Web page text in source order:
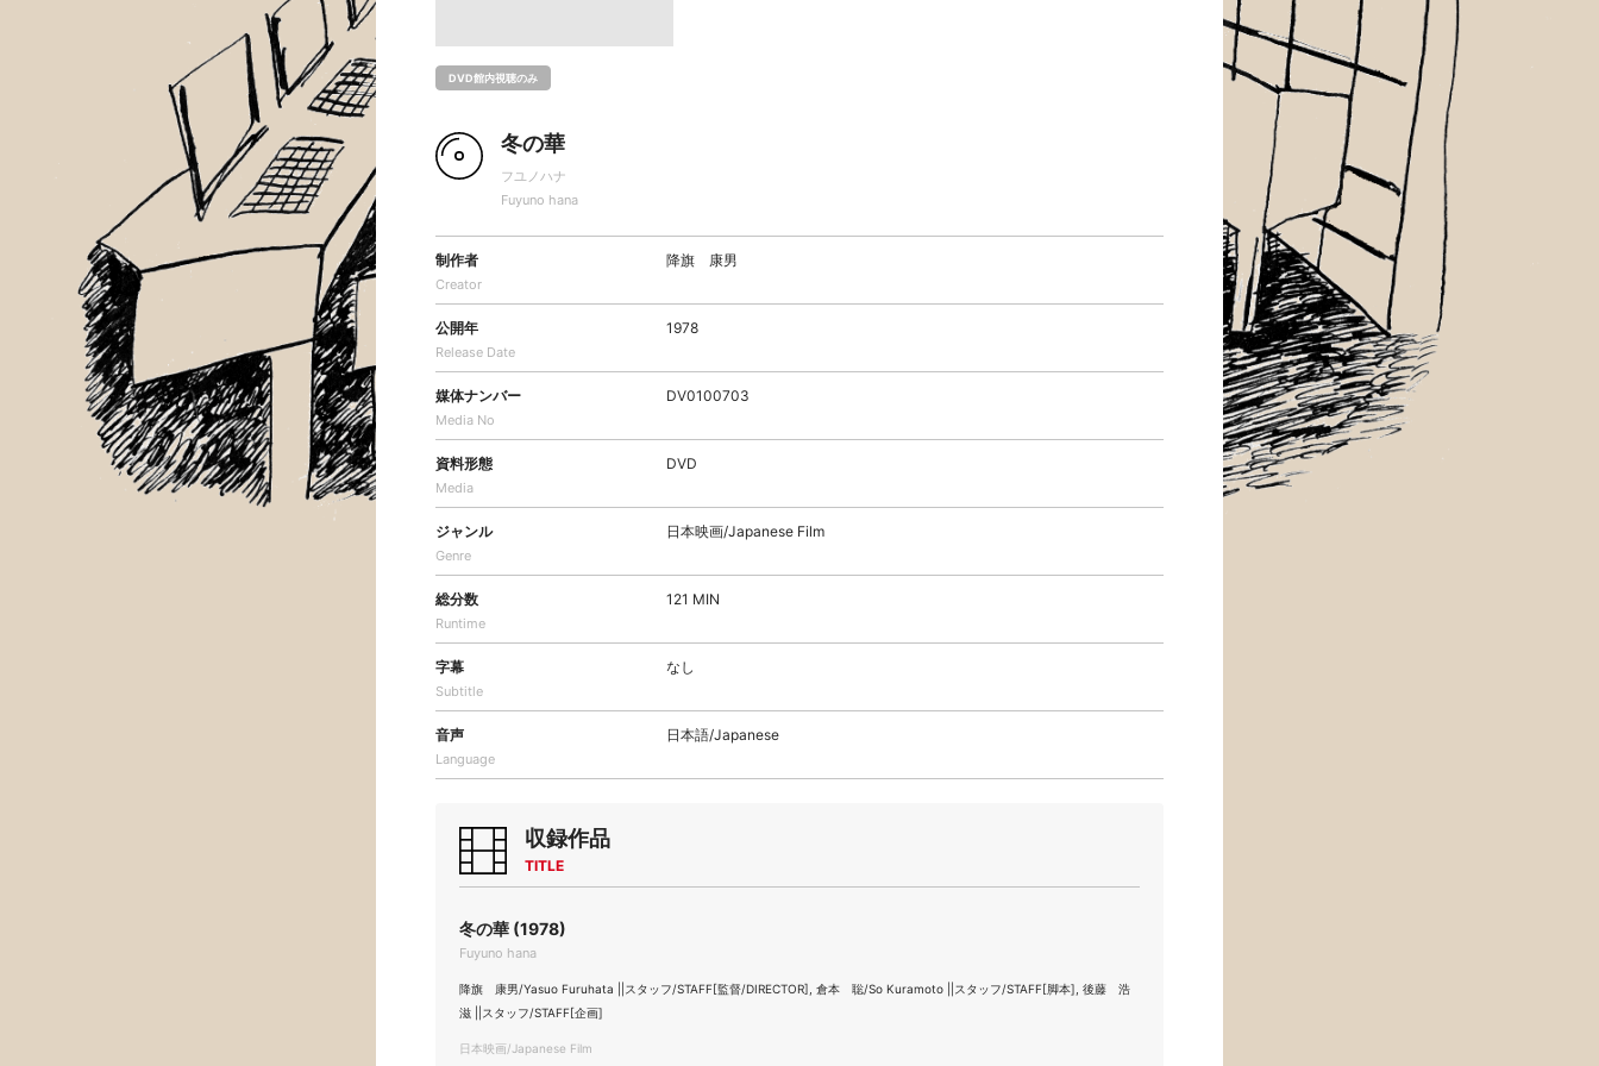
DVD館内視聴のみ
冬の華
フユノハナ
Fuyuno hana
制作者
Creator
降旗 康男
公開年
Release Date
1978
媒体ナンバー
Media No
DV0100703
資料形態
Media
DVD
ジャンル
Genre
日本映画/Japanese Film
総分数
Runtime
121 MIN
字幕
Subtitle
なし
音声
Language
日本語/Japanese
収録作品
TITLE
冬の華 (1978)
Fuyuno hana
降旗 康男/Yasuo Furuhata ||スタッフ/STAFF[監督/DIRECTOR], 倉本 聡/So Kuramoto ||スタッフ/STAFF[脚本], 後藤 浩
滋 ||スタッフ/STAFF[企画]
日本映画/Japanese Film